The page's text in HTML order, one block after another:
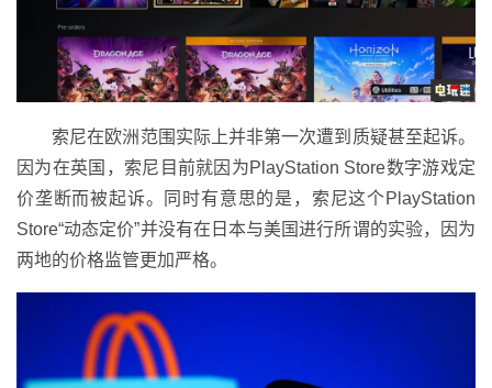
索尼在欧洲范围实际上并非第一次遭到质疑甚至起诉。
因为在英国，索尼目前就因为PlayStation Store数字游戏定
价垄断而被起诉。同时有意思的是，索尼这个PlayStation
Store“动态定价”并没有在日本与美国进行所谓的实验，因为
两地的价格监管更加严格。